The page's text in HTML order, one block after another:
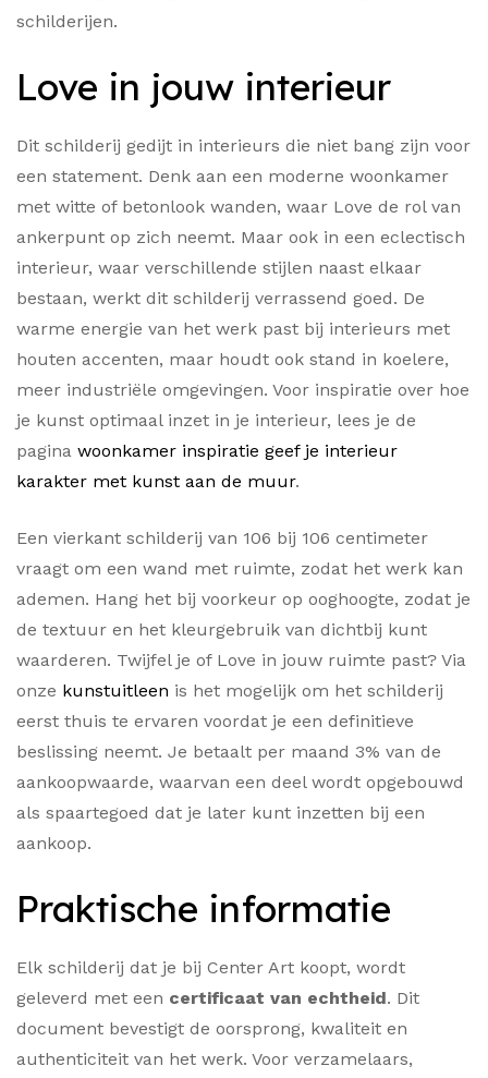
schilderijen.
Love in jouw interieur
Dit schilderij gedijt in interieurs die niet bang zijn voor
een statement. Denk aan een moderne woonkamer
met witte of betonlook wanden, waar Love de rol van
ankerpunt op zich neemt. Maar ook in een eclectisch
interieur, waar verschillende stijlen naast elkaar
bestaan, werkt dit schilderij verrassend goed. De
warme energie van het werk past bij interieurs met
houten accenten, maar houdt ook stand in koelere,
meer industriële omgevingen. Voor inspiratie over hoe
je kunst optimaal inzet in je interieur, lees je de
pagina woonkamer inspiratie geef je interieur
karakter met kunst aan de muur.
Een vierkant schilderij van 106 bij 106 centimeter
vraagt om een wand met ruimte, zodat het werk kan
ademen. Hang het bij voorkeur op ooghoogte, zodat je
de textuur en het kleurgebruik van dichtbij kunt
waarderen. Twijfel je of Love in jouw ruimte past? Via
onze kunstuitleen is het mogelijk om het schilderij
eerst thuis te ervaren voordat je een definitieve
beslissing neemt. Je betaalt per maand 3% van de
aankoopwaarde, waarvan een deel wordt opgebouwd
als spaartegoed dat je later kunt inzetten bij een
aankoop.
Praktische informatie
Elk schilderij dat je bij Center Art koopt, wordt
geleverd met een certificaat van echtheid. Dit
document bevestigt de oorsprong, kwaliteit en
authenticiteit van het werk. Voor verzamelaars,